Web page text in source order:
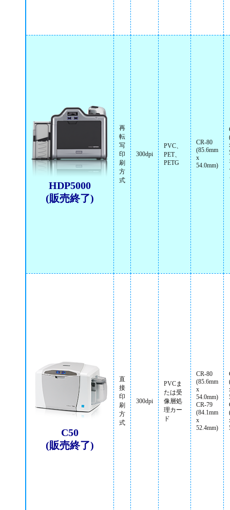
HDP5000
(販売終了)
再
転
写
印
刷
方
式
300dpi
PVC、
PET、
PETG
CR-80
(85.6mm
x
54.0mm)
C50
(販売終了)
直
接
印
刷
方
式
300dpi
PVCま
たは受
像層処
理カー
ド
CR-80
(85.6mm
x
54.0mm)
CR-79
(84.1mm
x
52.4mm)